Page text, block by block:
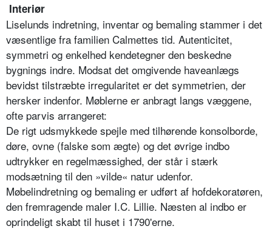
Interiør
Liselunds indretning, inventar og bemaling stammer i det
væsentlige fra familien Calmettes tid. Autenticitet,
symmetri og enkelhed kendetegner den beskedne
bygnings indre. Modsat det omgivende haveanlægs
bevidst tilstræbte irregularitet er det symmetrien, der
hersker indenfor. Møblerne er anbragt langs væggene,
ofte parvis arrangeret:
De rigt udsmykkede spejle med tilhørende konsolborde,
døre, ovne (falske som ægte) og det øvrige indbo
udtrykker en regelmæssighed, der står i stærk
modsætning til den »vilde« natur udenfor.
Møbelindretning og bemaling er udført af hofdekoratøren,
den fremragende maler I.C. Lillie. Næsten al indbo er
oprindeligt skabt til huset i 1790'erne.